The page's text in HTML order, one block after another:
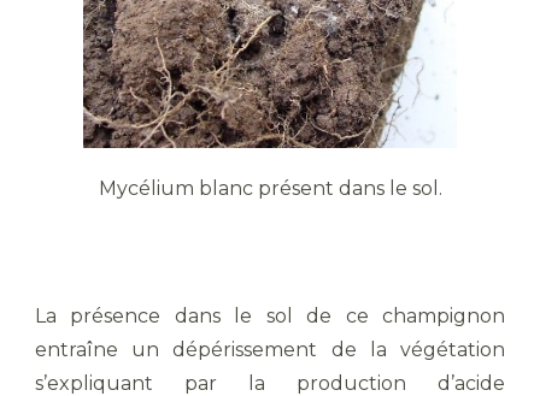
Mycélium blanc présent dans le sol.
La présence dans le sol de ce champignon
entraîne un dépérissement de la végétation
s’expliquant par la production d’acide